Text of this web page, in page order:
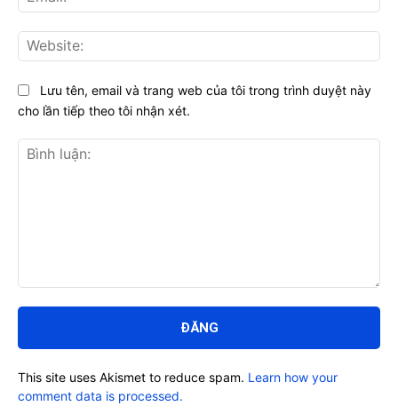
luận:
Lưu tên, email và trang web của tôi trong trình duyệt này
cho lần tiếp theo tôi nhận xét.
This site uses Akismet to reduce spam. Learn how your
comment data is processed.